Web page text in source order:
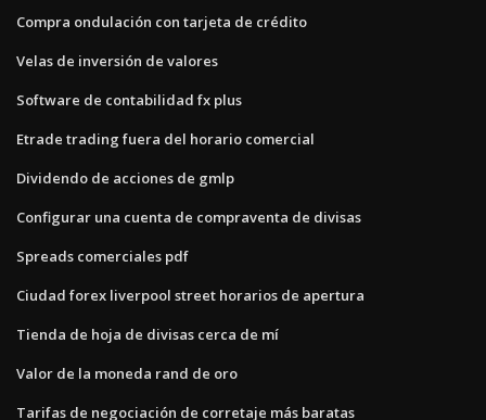
Compra ondulación con tarjeta de crédito
Velas de inversión de valores
Software de contabilidad fx plus
Etrade trading fuera del horario comercial
Dividendo de acciones de gmlp
Configurar una cuenta de compraventa de divisas
Spreads comerciales pdf
Ciudad forex liverpool street horarios de apertura
Tienda de hoja de divisas cerca de mí
Valor de la moneda rand de oro
Tarifas de negociación de corretaje más baratas